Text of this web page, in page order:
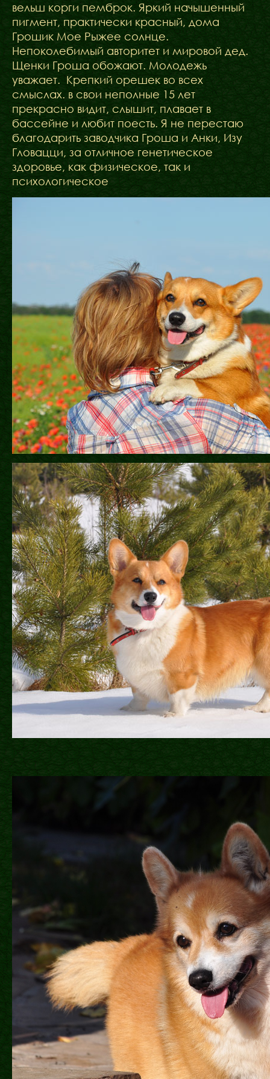
вельш корги пемброк. Яркий начышенный
пигмент, практически красный, дома
Грошик Мое Рыжее солнце.
Непоколебимый авторитет и мировой дед.
Щенки Гроша обожают. Молодежь
уважает. Крепкий орешек во всех
смыслах. в свои неполные 15 лет
прекрасно видит, слышит, плавает в
бассейне и любит поесть. Я не перестаю
благодарить заводчика Гроша и Анки, Изу
Гловацци, за отличное генетическое
здоровье, как физическое, так и
психологическое